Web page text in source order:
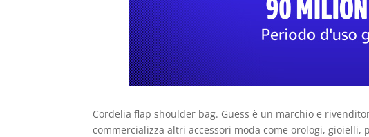
Cordelia flap shoulder bag. Guess è un marchio e
commercializza altri accessori moda come orologi, gioielli,